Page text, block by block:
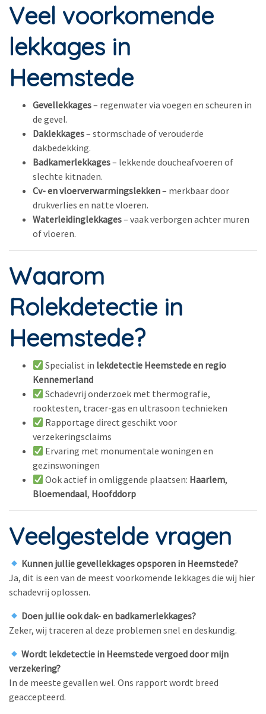
Veel voorkomende
lekkages in
Heemstede
Gevellekkages– regenwater via voegen en scheuren in
de gevel.
Daklekkages– stormschade of verouderde
dakbedekking.
Badkamerlekkages– lekkende doucheafvoeren of
slechte kitnaden.
Cv- en vloerverwarmingslekken– merkbaar door
drukverlies en natte vloeren.
Waterleidinglekkages– vaak verborgen achter muren
of vloeren.
Waarom
Rolekdetectie in
Heemstede?
Specialist in lekdetectie Heemstede en regio
Kennemerland
Schadevrij onderzoek met thermografie,
rooktesten, tracer-gas en ultrasoon technieken
Rapportage direct geschikt voor
verzekeringsclaims
Ervaring met monumentale woningen en
gezinswoningen
Ook actief in omliggende plaatsen: Haarlem,
Bloemendaal, Hoofddorp
Veelgestelde vragen
Kunnen jullie gevellekkages opsporen in Heemstede?
Ja, dit is een van de meest voorkomende lekkages die wij hier
schadevrij oplossen.
Doen jullie ook dak- en badkamerlekkages?
Zeker, wij traceren al deze problemen snel en deskundig.
Wordt lekdetectie in Heemstede vergoed door mijn
verzekering?
In de meeste gevallen wel. Ons rapport wordt breed
geaccepteerd.